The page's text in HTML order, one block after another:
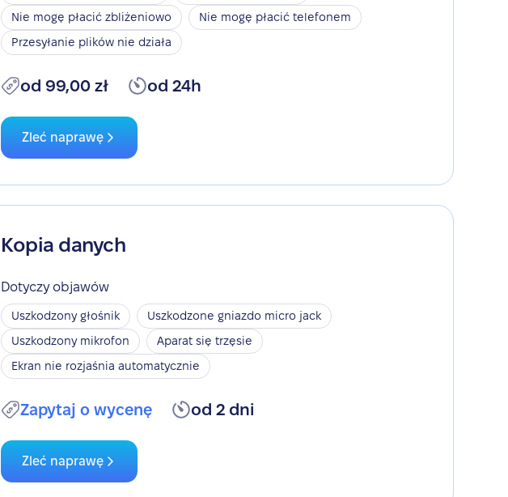
Nie mogę płacić zbliżeniowo
Nie mogę płacić telefonem
Przesyłanie plików nie działa
od 99,00 zł od 24h
Zleć naprawę
Kopia danych
Dotyczy objawów
Uszkodzony głośnik
Uszkodzone gniazdo micro jack
Uszkodzony mikrofon
Aparat się trzęsie
Ekran nie rozjaśnia automatycznie
Zapytaj o wycenę od 2 dni
Zleć naprawę